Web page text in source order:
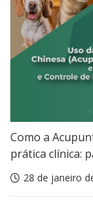
Como a
prática clínica:
28 de janeiro